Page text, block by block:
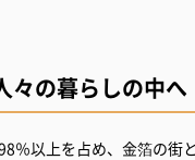
の暮らしの中へ
％以上を占め、金箔の街